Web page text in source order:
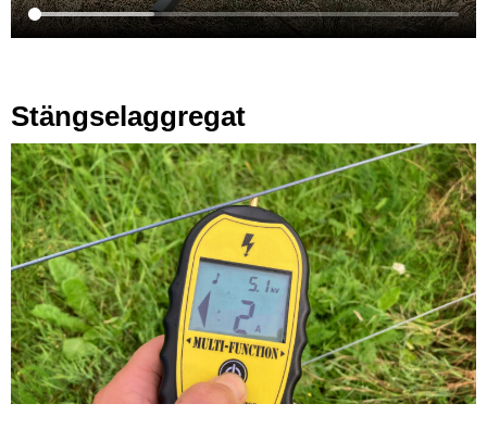
Stängselaggregat